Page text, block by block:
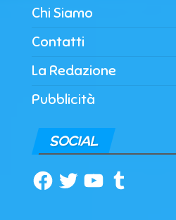
Chi Siamo
Contatti
La Redazione
Pubblicità
SOCIAL
Facebook
TwitterYouTubeTumblr